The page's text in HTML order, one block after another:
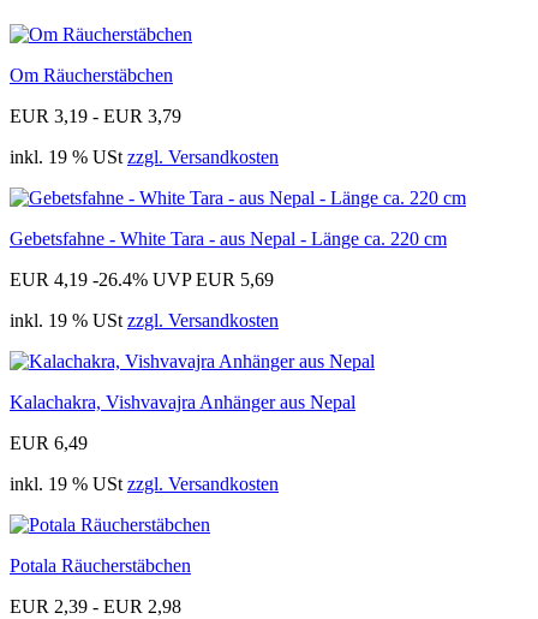
Om Räucherstäbchen
EUR 3,19 - EUR 3,79
inkl. 19 % USt zzgl. Versandkosten
Gebetsfahne - White Tara - aus Nepal - Länge ca. 220 cm
EUR 4,19 -26.4% UVP EUR 5,69
inkl. 19 % USt zzgl. Versandkosten
Kalachakra, Vishvavajra Anhänger aus Nepal
EUR 6,49
inkl. 19 % USt zzgl. Versandkosten
Potala Räucherstäbchen
EUR 2,39 - EUR 2,98